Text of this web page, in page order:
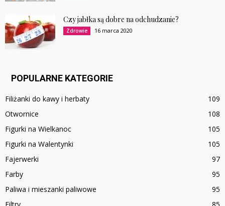
Czy jabłka są dobre na odchudzanie?
Zdrowie 16 marca 2020
POPULARNE KATEGORIE
Filiżanki do kawy i herbaty
109
Otwornice
108
Figurki na Wielkanoc
105
Figurki na Walentynki
105
Fajerwerki
97
Farby
95
Paliwa i mieszanki paliwowe
95
Filtry
85